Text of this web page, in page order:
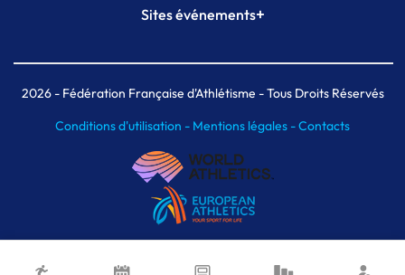
Plateforme Formation
Sites événements+
Meeting de Paris indoor
MAIF Ekiden de Paris
2026- Fédération Française d'Athlétisme - Tous Droits Réservés
Conditions d'utilisation - Mentions légales -Contacts